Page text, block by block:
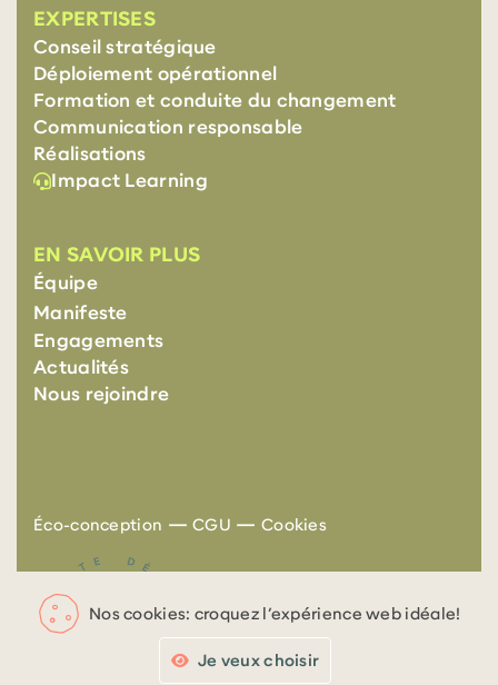
EXPERTISES
Conseil stratégique
Déploiement opérationnel
Formation et conduite du changement
Communication responsable
Réalisations
Impact Learning
EN SAVOIR PLUS
Équipe
Manifeste
Engagements
Actualités
Nous rejoindre
Éco-conception — CGU — Cookies
Nos cookies: croquez l’expérience web idéale!
Je veux choisir